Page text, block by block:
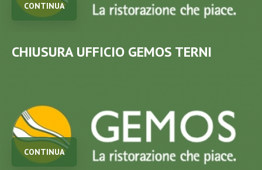
CONTINUA
CHIUSURA UFFICIO GEMOS TERNI
CONTINUA